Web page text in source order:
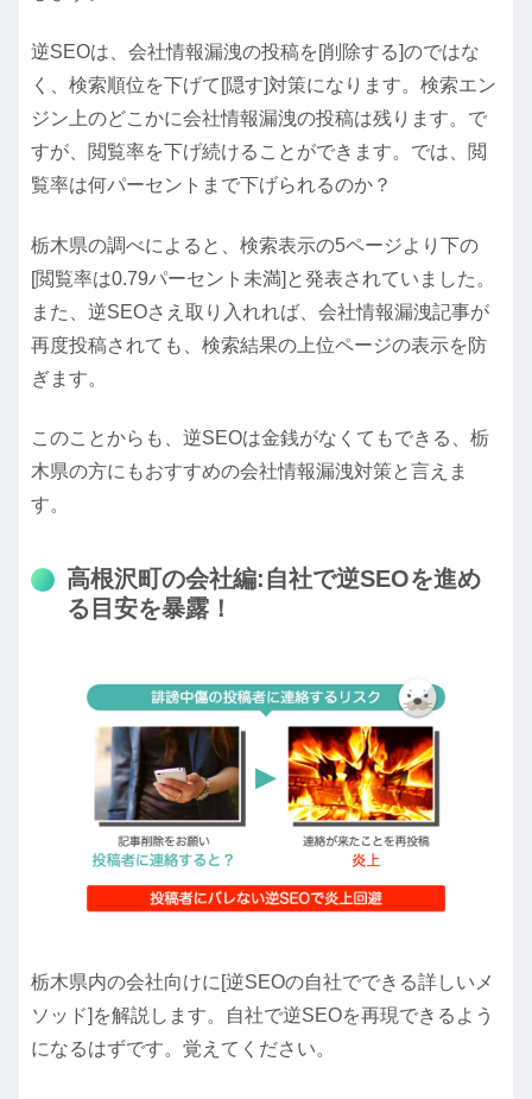
逆SEOは、会社情報漏洩の投稿を[削除する]のではな
く、検索順位を下げて[隠す]対策になります。検索エン
ジン上のどこかに会社情報漏洩の投稿は残ります。で
すが、閲覧率を下げ続けることができます。では、閲
覧率は何パーセントまで下げられるのか？
栃木県の調べによると、検索表示の5ページより下の
[閲覧率は0.79パーセント未満]と発表されていました。
また、逆SEOさえ取り入れれば、会社情報漏洩記事が
再度投稿されても、検索結果の上位ページの表示を防
ぎます。
このことからも、逆SEOは金銭がなくてもできる、栃
木県の方にもおすすめの会社情報漏洩対策と言えま
す。
高根沢町の会社編:自社で逆SEOを進め
る目安を暴露！
栃木県内の会社向けに[逆SEOの自社でできる詳しいメ
ソッド]を解説します。自社で逆SEOを再現できるよう
になるはずです。覚えてください。